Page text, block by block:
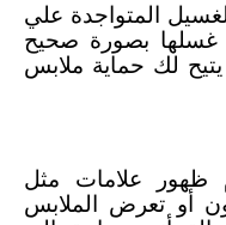
المتواجدة علي
غسلها بصورة صحيح
لك حماية ملابس
ظهور علامات مثل
أو تعرض الملابس